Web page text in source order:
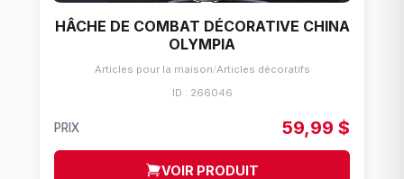
HÂCHE DE COMBAT DÉCORATIVE CHINA
OLYMPIA
Articles pour la maison/Articles décoratifs
ID : 266046
PRIX 59,99 $
VOIR PRODUIT